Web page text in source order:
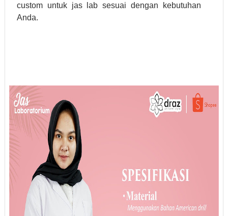
custom untuk jas lab sesuai dengan kebutuhan
Anda.